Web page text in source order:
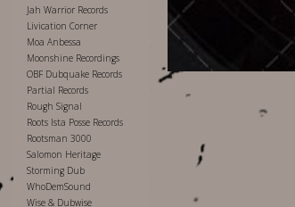
Jah Warrior Records
Livication Corner
Moa Anbessa
Moonshine Recordings
OBF Dubquake Records
Partial Records
Rough Signal
Roots Ista Posse Records
Rootsman 3000
Salomon Heritage
Storming Dub
WhoDemSound
Wise & Dubwise